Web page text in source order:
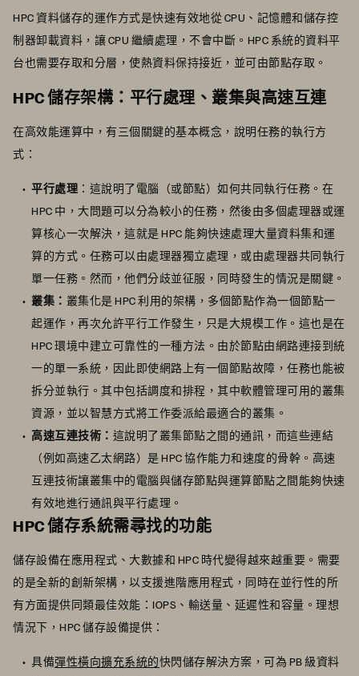
HPC 資料儲存的運作方式是快速有效地從 CPU、記憶體和儲存控
制器卸載資料，讓 CPU 繼續處理，不會中斷。HPC 系統的資料平
台也需要存取和分層，使熱資料保持接近，並可由節點存取。
HPC 儲存架構：平行處理、叢集與高速互連
在高效能運算中，有三個關鍵的基本概念，說明任務的執行方
式：
平行處理 ：這說明了電腦（或節點）如何共同執行任務。在
HPC 中，大問題可以分為較小的任務，然後由多個處理器或運
算核心一次解決，這就是 HPC 能夠快速處理大量資料集和運
算的方式。任務可以由處理器獨立處理，或由處理器共同執行
單一任務。然而，他們分歧並征服，同時發生的情況是關鍵。
叢集： 叢集化是 HPC 利用的架構，多個節點作為一個節點一
起運作，再次允許平行工作發生，只是大規模工作。這也是在
HPC 環境中建立可靠性的一種方法。由於節點由網路連接到統
一的單一系統，因此即使網路上有一個節點故障，任務也能被
拆分並執行。其中包括調度和排程，其中軟體管理可用的叢集
資源，並以智慧方式將工作委派給最適合的叢集。
高速互連技術： 這說明了叢集節點之間的通訊，而這些連結
（例如高速乙太網路）是 HPC 協作能力和速度的骨幹。高速
互連技術讓叢集中的電腦與儲存節點與運算節點之間能夠快速
有效地進行通訊與平行處理。
HPC 儲存系統需尋找的功能
儲存設備在應用程式、大數據和 HPC 時代變得越來越重要。需要
的是全新的創新架構，以支援進階應用程式，同時在並行性的所
有方面提供同類最佳效能：IOPS、輸送量、延遲性和容量。理想
情況下，HPC 儲存設備提供：
具備彈性橫向擴充系統的快閃儲存解決方案，可為 PB 級資料